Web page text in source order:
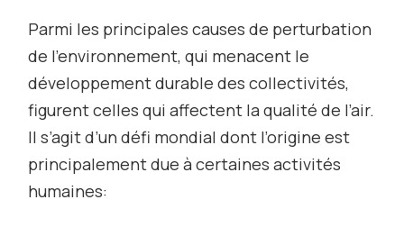
Parmi les principales causes de perturbation
de l’environnement, qui menacent le
développement durable des collectivités,
figurent celles qui affectent la qualité de l’air.
Il s’agit d’un défi mondial dont l’origine est
principalement due à certaines activités
humaines: